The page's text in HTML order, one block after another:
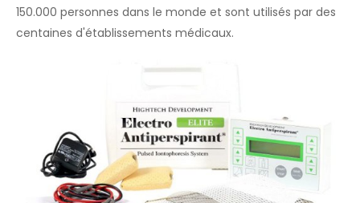
150.000 personnes dans le monde et sont utilisés par des
centaines d'établissements médicaux.